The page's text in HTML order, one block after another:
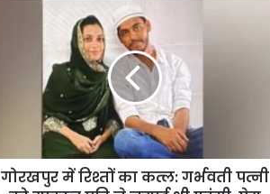
गोरखपुर में रिश्तों का कत्ल: गर्भवती पत्नी